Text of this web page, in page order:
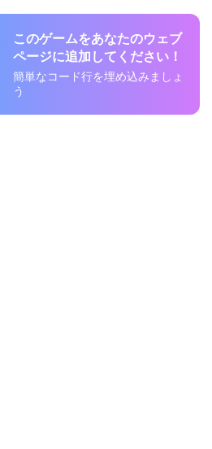
このゲームをあなたのウェブ
ページに追加してください！
簡単なコード行を埋め込みましょ
う